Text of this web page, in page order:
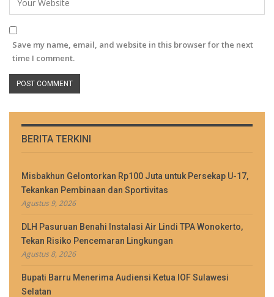
Save my name, email, and website in this browser for the next
time I comment.
BERITA TERKINI
Misbakhun Gelontorkan Rp100 Juta untuk Persekap U-17,
Tekankan Pembinaan dan Sportivitas
Agustus 9, 2026
DLH Pasuruan Benahi Instalasi Air Lindi TPA Wonokerto,
Tekan Risiko Pencemaran Lingkungan
Agustus 8, 2026
Bupati Barru Menerima Audiensi Ketua IOF Sulawesi
Selatan